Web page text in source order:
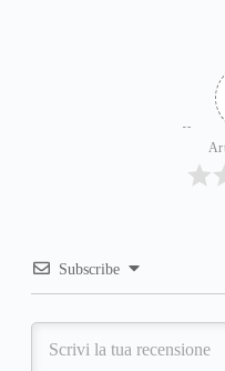
Subscribe